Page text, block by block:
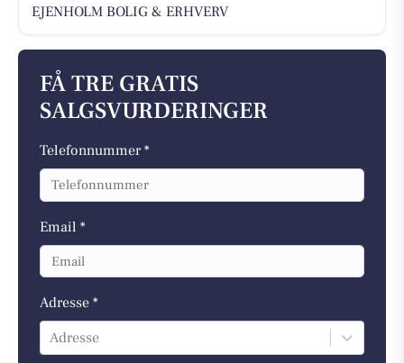
EJENHOLM BOLIG & ERHVERV
FÅ TRE GRATIS
SALGSVURDERINGER
Telefonnummer *
Email *
Adresse *
Adresse